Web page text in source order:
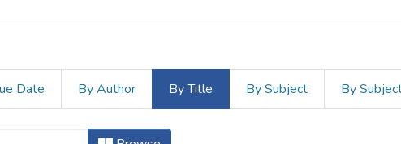
Date By Author By Title By Subject By